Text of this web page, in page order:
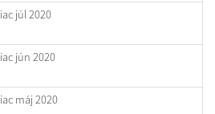
júl 2020
jún 2020
máj 2020